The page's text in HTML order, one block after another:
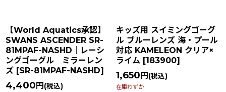
【World Aquatics承認】
SWANS ASCENDER SR-
81MPAF-NASHD｜レーシ
ングゴーグル ミラーレン
ズ [SR-81MPAF-NASHD]
4,400 円 (税込)
キッズ用 スイミングゴーグ
ル ブルーレンズ 海・プール
対応 KAMELEON クリア×
ライム [183900]
1,650 円 (税込)
在庫わずか